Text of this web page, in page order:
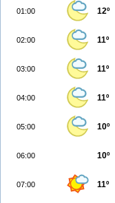
01:00 12º
02:00 11º
03:00 11º
04:00 11º
05:00 10º
06:00 10º
07:00 11º